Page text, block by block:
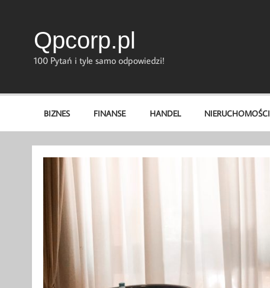
Qpcorp.pl
100 Pytań i tyle samo odpowiedzi!
BIZNES FINANSE HANDEL NIERUCHOMOŚCI